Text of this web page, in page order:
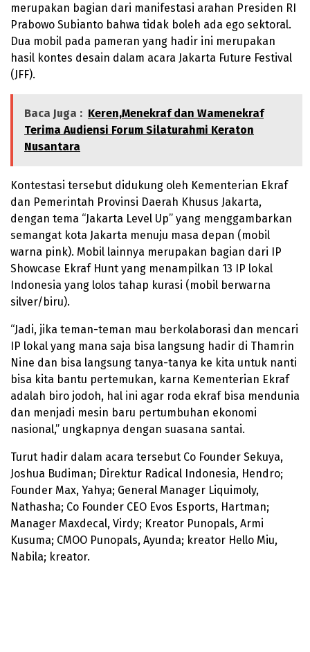
merupakan bagian dari manifestasi arahan Presiden RI
Prabowo Subianto bahwa tidak boleh ada ego sektoral.
Dua mobil pada pameran yang hadir ini merupakan
hasil kontes desain dalam acara Jakarta Future Festival
(JFF).
Baca Juga : Keren,Menekraf dan Wamenekraf
Terima Audiensi Forum Silaturahmi Keraton
Nusantara
Kontestasi tersebut didukung oleh Kementerian Ekraf
dan Pemerintah Provinsi Daerah Khusus Jakarta,
dengan tema “Jakarta Level Up” yang menggambarkan
semangat kota Jakarta menuju masa depan (mobil
warna pink). Mobil lainnya merupakan bagian dari IP
Showcase Ekraf Hunt yang menampilkan 13 IP lokal
Indonesia yang lolos tahap kurasi (mobil berwarna
silver/biru).
“Jadi, jika teman-teman mau berkolaborasi dan mencari
IP lokal yang mana saja bisa langsung hadir di Thamrin
Nine dan bisa langsung tanya-tanya ke kita untuk nanti
bisa kita bantu pertemukan, karna Kementerian Ekraf
adalah biro jodoh, hal ini agar roda ekraf bisa mendunia
dan menjadi mesin baru pertumbuhan ekonomi
nasional,” ungkapnya dengan suasana santai.
Turut hadir dalam acara tersebut Co Founder Sekuya,
Joshua Budiman; Direktur Radical Indonesia, Hendro;
Founder Max, Yahya; General Manager Liquimoly,
Nathasha; Co Founder CEO Evos Esports, Hartman;
Manager Maxdecal, Virdy; Kreator Punopals, Armi
Kusuma; CMOO Punopals, Ayunda; kreator Hello Miu,
Nabila; kreator.